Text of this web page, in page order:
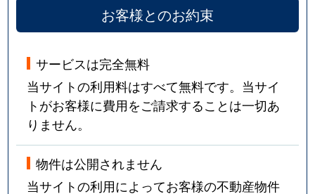
お客様とのお約束
サービスは完全無料
当サイトの利用料はすべて無料です。当サイ
トがお客様に費用をご請求することは一切あ
りません。
物件は公開されません
当サイトの利用によってお客様の不動産物件